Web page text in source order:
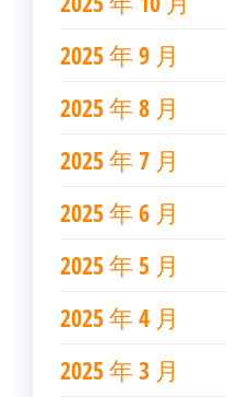
2025 年 9 月
2025 年 8 月
2025 年 7 月
2025 年 6 月
2025 年 5 月
2025 年 4 月
2025 年 3 月